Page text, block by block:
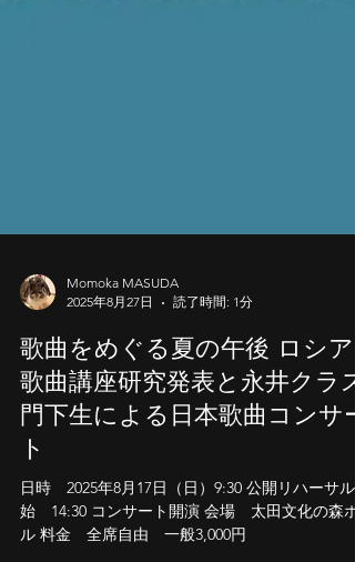
Momoka MASUDA
2025年8月27日
読了時間: 1分
歌曲をめぐる夏の午後 ロシア
歌曲講座研究発表と永井クラス
門下生による日本歌曲コンサー
ト